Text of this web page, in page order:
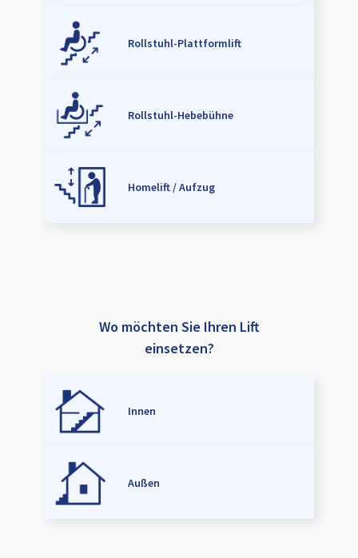
Rollstuhl-Plattformlift
Rollstuhl-Hebebühne
Homelift / Aufzug
Wo möchten Sie Ihren Lift
einsetzen?
Innen
Außen